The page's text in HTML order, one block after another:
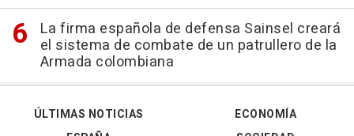
La firma española de defensa Sainsel creará
el sistema de combate de un patrullero de la
Armada colombiana
ÚLTIMAS NOTICIAS
ECONOMÍA